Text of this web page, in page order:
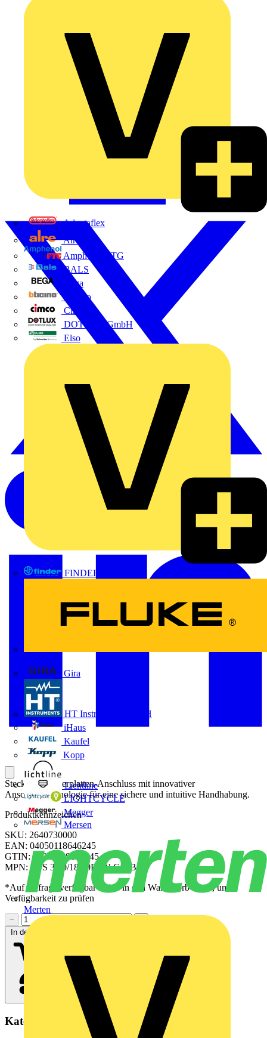
Adaptaflex
Alre
Amphenol FTG
BALS
Bega
Bticino
Cimco
DOTLUX GmbH
Elso
FINDER
Gira
HT Instruments GmbH
iHaus
Kaufel
Kopp
Lichtline
LIGHTCYCLE
Megger
Mersen
Merten
Steckbarer Leiterplatten-Anschluss mit innovativer
Anschlusstechnologie für eine sichere und intuitive Handhabung.
Produktkennzeichen
SKU: 2640730000
EAN: 04050118646245
GTIN: 04050118646245
MPN: CPS 3.50/18/90F SN GN BX
*Auf Anfrage verfügbar - bitte in den Warenkorb legen, um
Verfügbarkeit zu prüfen
−
In den Warenkorb
Kategorien